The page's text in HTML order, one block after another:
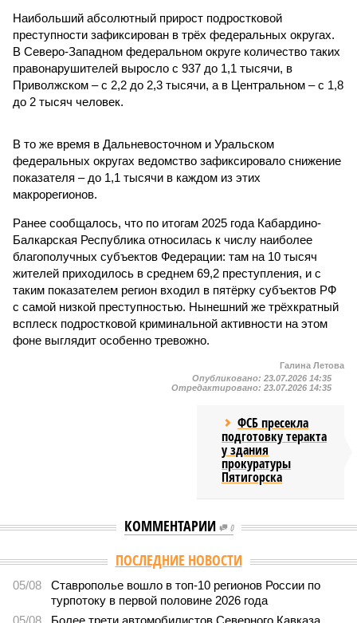
Наибольший абсолютный прирост подростковой
преступности зафиксирован в трёх федеральных округах.
В Северо-Западном федеральном округе количество таких
правонарушителей выросло с 937 до 1,1 тысячи, в
Приволжском – с 2,2 до 2,3 тысячи, а в Центральном – с 1,8
до 2 тысяч человек.
В то же время в Дальневосточном и Уральском
федеральных округах ведомство зафиксировало снижение
показателя – до 1,1 тысячи в каждом из этих
макрорегионов.
Ранее сообщалось, что по итогам 2025 года Кабардино-
Балкарская Республика относилась к числу наиболее
благополучных субъектов Федерации: там на 10 тысяч
жителей приходилось в среднем 69,2 преступления, и с
таким показателем регион входил в пятёрку субъектов РФ
с самой низкой преступностью. Нынешний же трёхкратный
всплеск подростковой криминальной активности на этом
фоне выглядит особенно тревожно.
Галина Летова
Опубликовано: 23.07.2026 14:35
Отредактировано: 23.07.2026 14:35
ФСБ пресекла
подготовку теракта
у здания
прокуратуры
Пятигорска
КОММЕНТАРИИ 0
Версия //Общество //
В Дагестане после ливней 18 сёл остаются без
Отрезанные от большой земли